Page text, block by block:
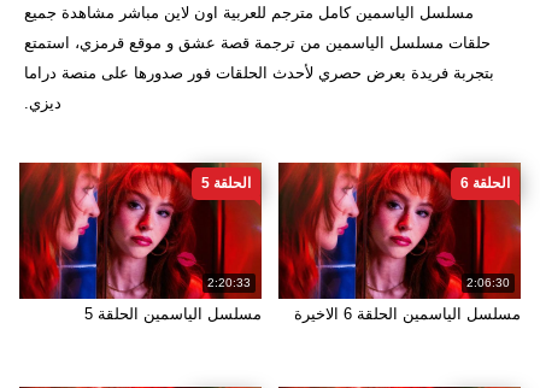
مسلسل الياسمين كامل مترجم للعربية اون لاين مباشر مشاهدة جميع
حلقات مسلسل الياسمين من ترجمة قصة عشق و موقع قرمزي، استمتع
بتجربة فريدة بعرض حصري لأحدث الحلقات فور صدورها على منصة دراما
ديزي.
2:06:30
الحلقة 6
مسلسل الياسمين الحلقة 6 الاخيرة
2:20:33
الحلقة 5
مسلسل الياسمين الحلقة 5